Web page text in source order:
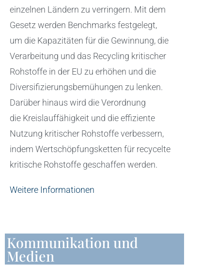
einzelnen Ländern zu verringern. Mit dem
Gesetz werden Benchmarks festgelegt,
um die Kapazitäten für die Gewinnung, die
Verarbeitung und das Recycling kritischer
Rohstoffe in der EU zu erhöhen und die
Diversifizierungsbemühungen zu lenken.
Darüber hinaus wird die Verordnung
die Kreislauffähigkeit und die effiziente
Nutzung kritischer Rohstoffe verbessern,
indem Wertschöpfungsketten für recycelte
kritische Rohstoffe geschaffen werden.
Weitere Informationen
Kommunikation und
Medien